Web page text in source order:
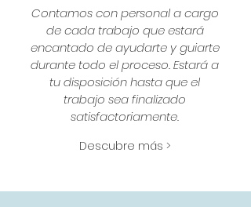
Contamos con personal a cargo
de cada trabajo que estará
encantado de ayudarte y guiarte
durante todo el proceso. Estará a
tu disposición hasta que el
trabajo sea finalizado
satisfactoriamente.
Descubre más >